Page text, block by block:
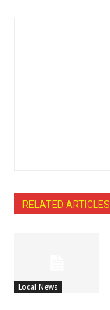
RELATED ARTICLES
Local News